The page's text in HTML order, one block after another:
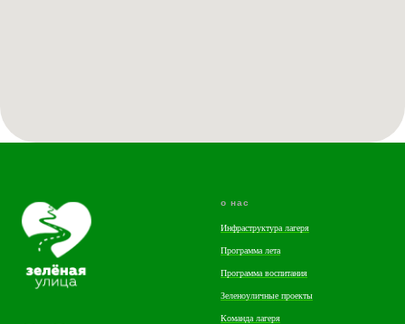
о нас
Инфраструктура лагеря
Программа лета
Программа воспитания
Зеленоуличные проекты
Команда лагеря